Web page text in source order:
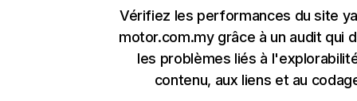
Vérifiez les performances du site
motor.com.my grâce à un audit qui
les problèmes liés à
contenu, aux liens et au